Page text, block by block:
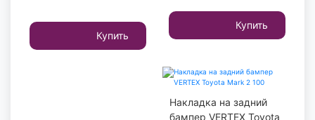
Купить
Купить
Накладка на задний
бампер VERTEX Toyota